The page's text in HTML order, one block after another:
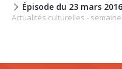
Épisode du 23 mars 2016
Actualités culturelles -